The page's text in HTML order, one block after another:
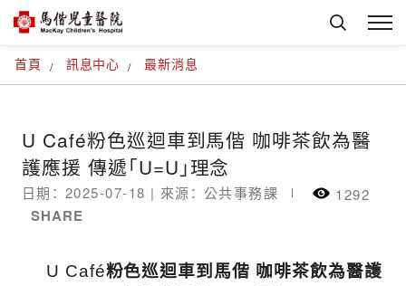
首頁 訊息中心 最新消息
U Café粉色巡迴車到馬偕 咖啡茶飲為醫
護應援 傳遞「U=U」理念
日期： 2025-07-18 | 來源： 公共事務課 1292
SHARE
U Café粉色巡迴車到馬偕 咖啡茶飲為醫護